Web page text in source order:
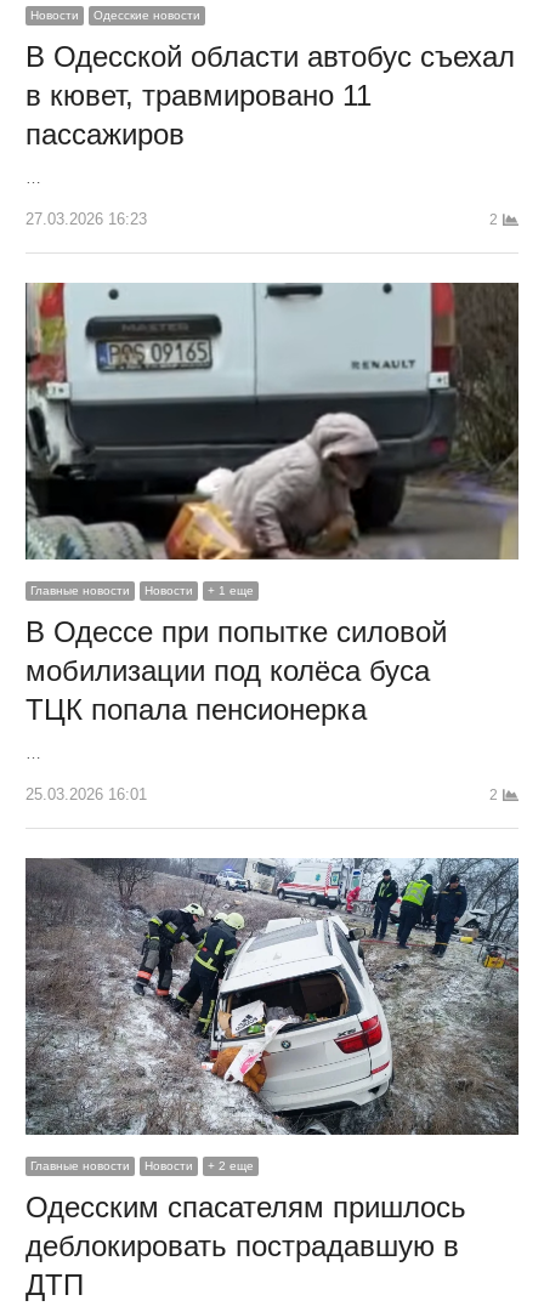
Новости Одесские новости
В Одесской области автобус съехал
в кювет, травмировано 11
пассажиров
…
27.03.2026 16:23 2
Главные новости Новости + 1 еще
В Одессе при попытке силовой
мобилизации под колёса буса
ТЦК попала пенсионерка
25.03.2026 16:01 2
Главные новости Новости + 2 еще
Одесским спасателям пришлось
деблокировать пострадавшую в
ДТП